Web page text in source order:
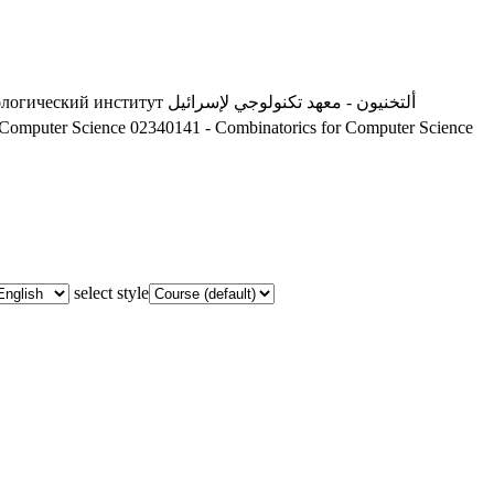
институт ألتخنيون - معهد تكنولوجي لإسرائيل
Science 02340141 - Combinatorics for Computer Science
select style